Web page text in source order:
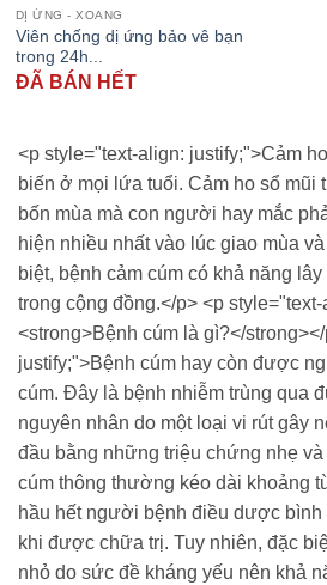
DỊ ỨNG - XOANG
Viên chống dị ứng bảo vê bạn
trong 24h...
ĐÃ BÁN HẾT
<p style="text-align: justify;">Cảm
biến ở mọi lứa tuổi. Cảm ho sổ mũi
bốn mùa mà con người hay mắc
hiện nhiều nhất vào lúc giao mùa
biệt, bệnh cảm cúm có khả năng
trong cộng đồng.</p> <p
<strong>Bệnh cúm là gì?</
justify;">Bệnh cúm hay còn được
cúm. Đây là bệnh nhiễm trùng qua
nguyên nhân do một loại vi rút gây
đầu bằng những triệu chứng nhẹ
cúm thông thường kéo dài khoảng
hầu hết người bệnh điều dược bình
khi được chữa trị. Tuy nhiên, đặc
nhỏ do sức đề kháng yếu nên khả